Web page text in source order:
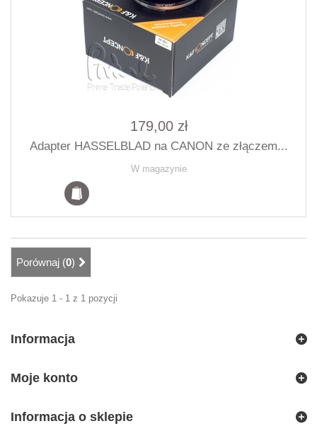
179,00 zł
Adapter HASSELBLAD na CANON ze złączem...
W magazynie
Porównaj (0)
Pokazuje 1 - 1 z 1 pozycji
Informacja
Moje konto
Informacja o sklepie